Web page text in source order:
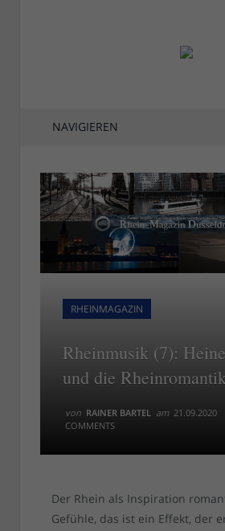
NAVIGIEREN
RHEINMAGAZIN
Rheinmusik (7):
und die Rheinromantik
von RAINER BARTEL am 21.09.2020
COMMENTS
Der Rhein als Inspiration
Gefühle, das ist ein Effekt, der